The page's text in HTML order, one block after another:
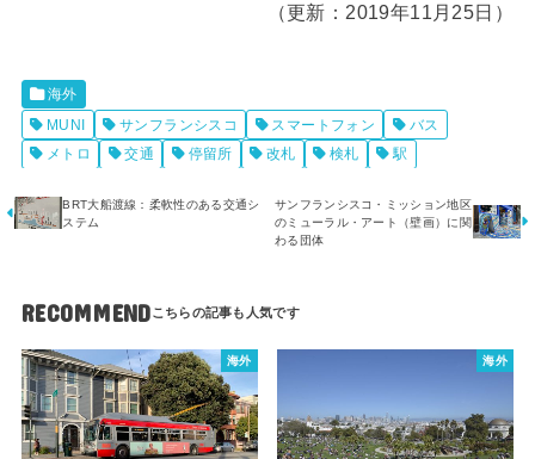
（更新：2019年11月25日）
海外
MUNI
サンフランシスコ スマートフォン
バス
メトロ
交通 停留所 改札 検札 駅
BRT大船渡線：柔軟性のある交通シ
ステム
サンフランシスコ・ミッション地区
のミューラル・アート（壁画）に関
わる団体
RECOMMEND
海外 海外